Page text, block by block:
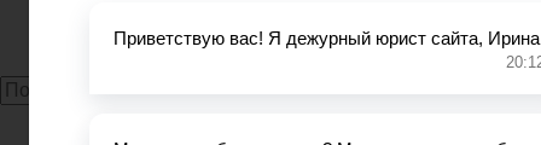
Задать вопрос юристу